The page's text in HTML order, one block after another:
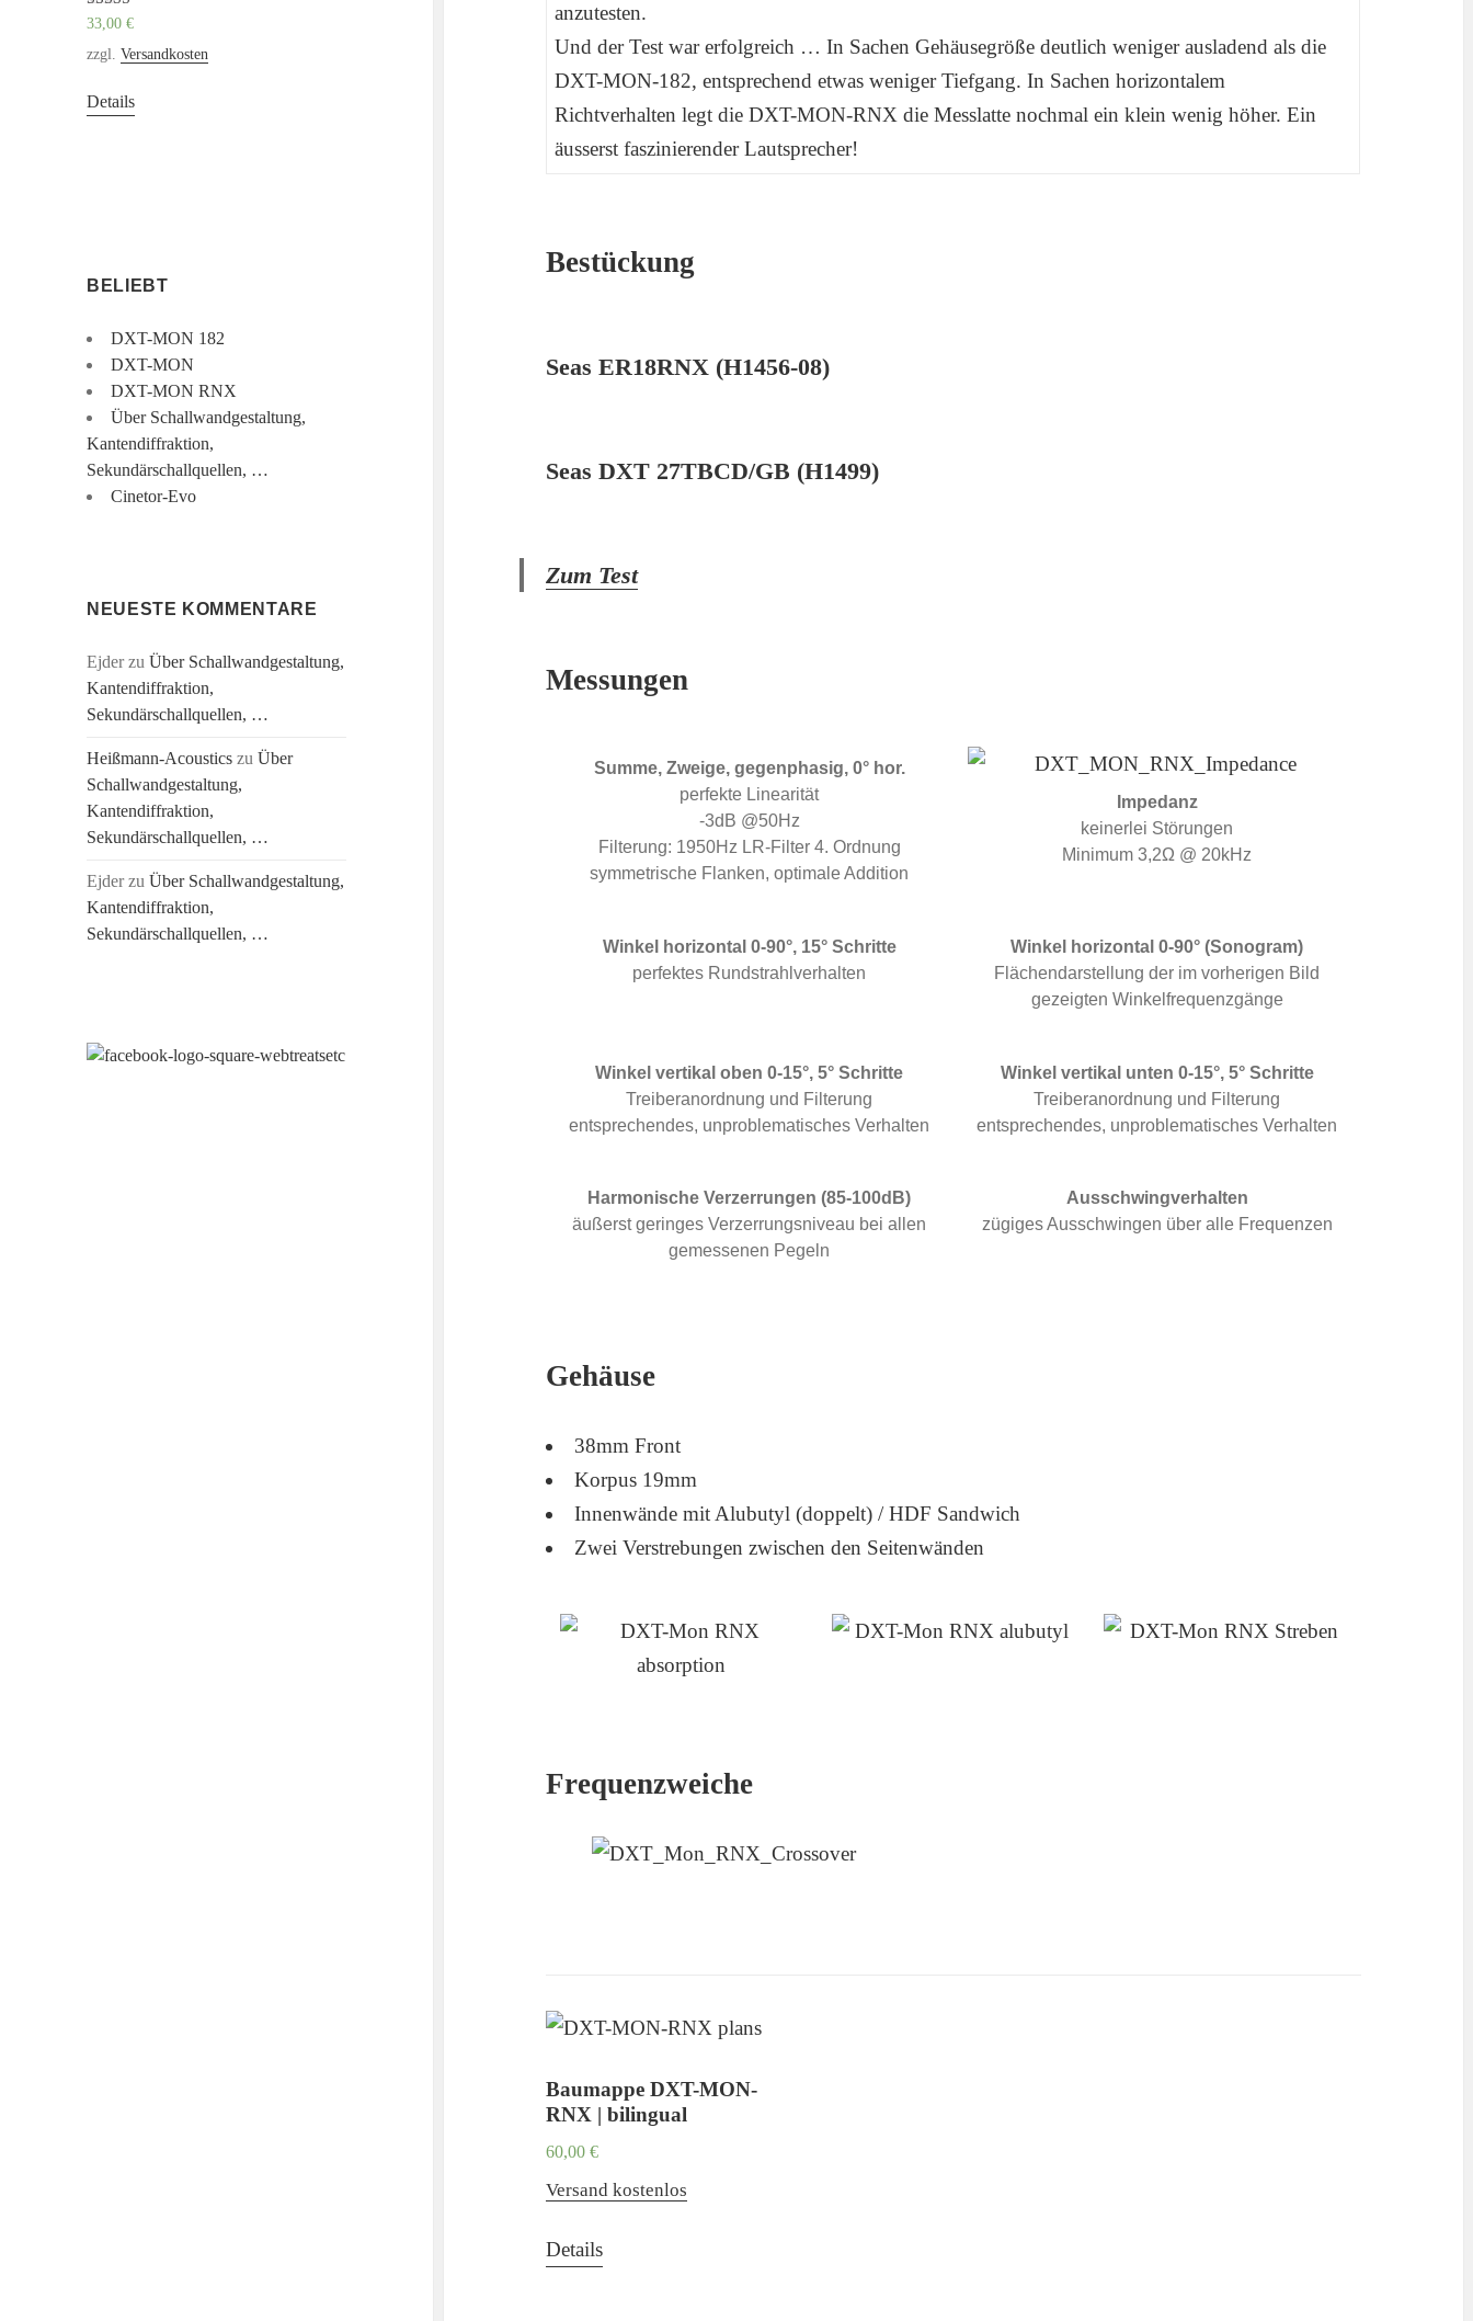
Bewertet mit
5.00
von 5
33,00€
zzgl.Versandkosten
Details
BELIEBT
DXT-MON 182
DXT-MON
DXT-MON RNX
Über Schallwandgestaltung,
Kantendiffraktion,
Sekundärschallquellen, …
Cinetor-Evo
NEUESTE KOMMENTARE
EjderzuÜber Schallwandgestaltung,
Kantendiffraktion,
Sekundärschallquellen, …
Heißmann-Acoustics zuÜber
Schallwandgestaltung,
Kantendiffraktion,
Sekundärschallquellen, …
EjderzuÜber Schallwandgestaltung,
Kantendiffraktion,
Sekundärschallquellen, …
anzutesten.
Und der Test war erfolgreich … In Sachen Gehäusegröße deutlich weniger ausladend als die
DXT-MON-182, entsprechend etwas weniger Tiefgang. In Sachen horizontalem
Richtverhalten legt die DXT-MON-RNX die Messlatte nochmal ein klein wenig höher. Ein
äusserst faszinierender Lautsprecher!
Bestückung
Seas ER18RNX (H1456-08)
Seas DXT 27TBCD/GB (H1499)
Zum Test
Messungen
Summe, Zweige, gegenphasig, 0° hor.
perfekte Linearität
-3dB @50Hz
Filterung: 1950Hz LR-Filter 4. Ordnung
symmetrische Flanken, optimale Addition
Impedanz
keinerlei Störungen
Minimum 3,2Ω @ 20kHz
Winkel horizontal 0-90°, 15° Schritte
perfektes Rundstrahlverhalten
Winkel horizontal 0-90° (Sonogram)
Flächendarstellung der im vorherigen Bild
gezeigten Winkelfrequenzgänge
Winkel vertikal oben 0-15°, 5° Schritte
Treiberanordnung und Filterung
entsprechendes, unproblematisches Verhalten
Winkel vertikal unten 0-15°, 5° Schritte
Treiberanordnung und Filterung
entsprechendes, unproblematisches Verhalten
Harmonische Verzerrungen (85-100dB)
äußerst geringes Verzerrungsniveau bei allen
gemessenen Pegeln
Ausschwingverhalten
zügiges Ausschwingen über alle Frequenzen
Gehäuse
38mm Front
Korpus 19mm
Innenwände mit Alubutyl (doppelt) / HDF Sandwich
Zwei Verstrebungen zwischen den Seitenwänden
Frequenzweiche
Baumappe DXT-MON-
RNX | bilingual
60,00 €
Versand kostenlos
Details